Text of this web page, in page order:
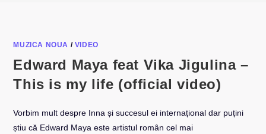
MUZICA NOUA / VIDEO
Edward Maya feat Vika Jigulina –
This is my life (official video)
Vorbim mult despre Inna și succesul ei internațional dar puțini
știu că Edward Maya este artistul român cel mai